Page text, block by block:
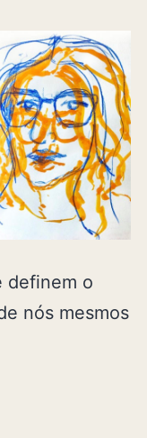
definem o
nós mesmos